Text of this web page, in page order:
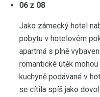
06 z 08
Jako zámecký hotel
pobytu v hotelovém
apartmá s plně
romantické útěk
kuchyně podávané v
se cítila spíš jako